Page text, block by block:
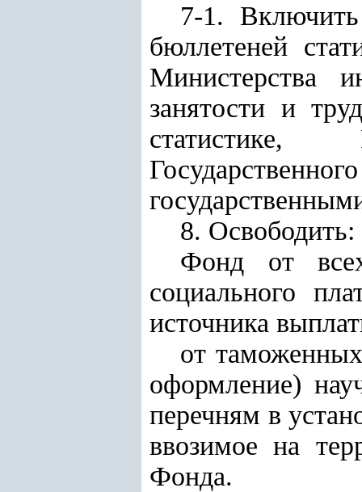
7-1.
бюллетеней
Министерства
занятости и
статистике,
8. Освободить:
Фонд от
социального
источника
от
оформление)
перечням в
ввозимое на
Фонда.